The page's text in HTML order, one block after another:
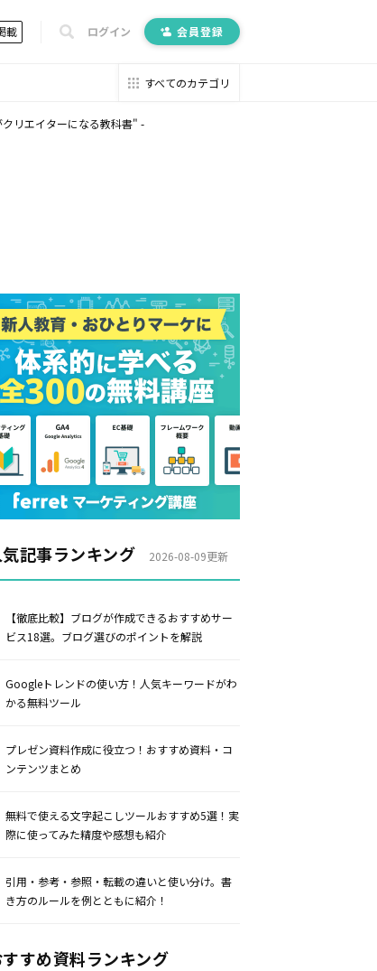
載 ログイン 会員登録
すべてのカテゴリ
リエイターになる教科書" -
気記事ランキング 2026-08-09更新
【徹底比較】ブログが作成できるおすすめサー
ビス18選。ブログ選びのポイントを解説
Googleトレンドの使い方！人気キーワードがわ
かる無料ツール
プレゼン資料作成に役立つ！おすすめ資料・コ
ンテンツまとめ
無料で使える文字起こしツールおすすめ5選！実
際に使ってみた精度や感想も紹介
引用・参考・参照・転載の違いと使い分け。書
き方のルールを例とともに紹介！
すすめ資料ランキング